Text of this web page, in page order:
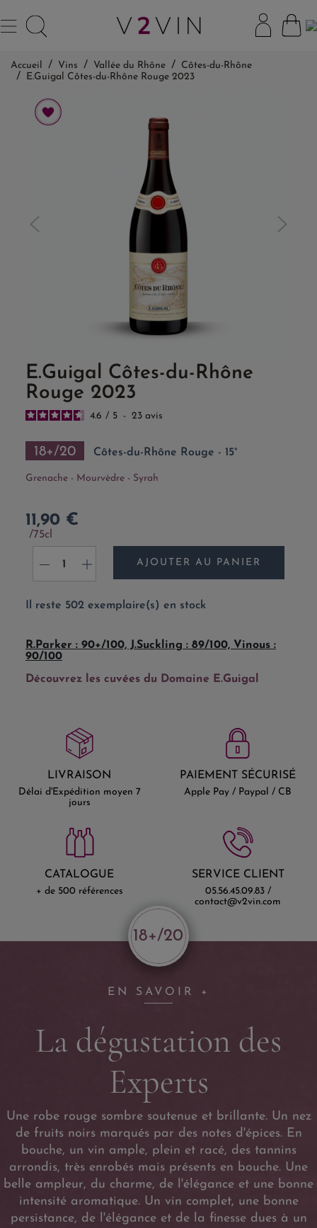
Accueil Vins Vallée du Rhône
Côtes-du-Rhône
E.Guigal Côtes-du-Rhône Rouge 2023
E.Guigal Côtes-du-Rhône
Rouge 2023
4.6 / 5 - 23 avis
18+/20 Côtes-du-Rhône Rouge - 15°
Grenache - Mourvèdre - Syrah
11,90 €
75cl
- + AJOUTER AU PANIER
Il reste 502 exemplaire(s) en stock
R.Parker : 90+/100, J.Suckling : 89/100, Vinous :
90/100
Découvrez les cuvées du Domaine E.Guigal
LIVRAISON
Délai d'Expédition moyen 7
jours
PAIEMENT SÉCURISÉ
Apple Pay / Paypal / CB
CATALOGUE
+ de 500 références
SERVICE CLIENT
05.56.45.09.83 /
contact@v2vin.com
18+/20
EN SAVOIR +
La dégustation des
Experts
Une robe rouge sombre soutenue et brillante. Un nez
de fruits noirs marqués par des notes d'épices. En
bouche, un vin ample, plein et racé, des tannins
arrondis, très enrobés mais présents en bouche. Une
belle ampleur, du charme, de l'élégance et une bonne
intensité aromatique. Un vin complet, une bonne
persistance, de l'élégance et de la finesse dues à un